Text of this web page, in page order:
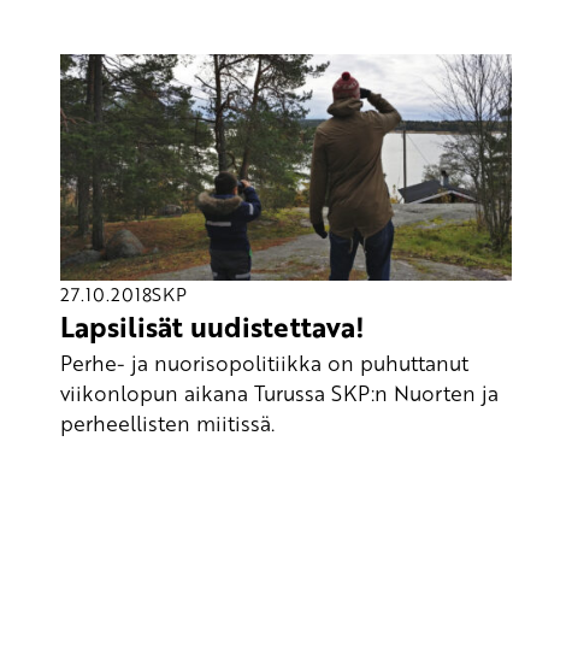
27.10.2018SKP
Lapsilisät uudistettava!
Perhe- ja nuorisopolitiikka on puhuttanut
viikonlopun aikana Turussa SKP:n Nuorten ja
perheellisten miitissä.